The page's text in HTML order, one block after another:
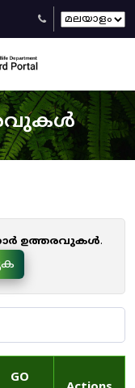
ഉത്തരവുകൾ.
GO